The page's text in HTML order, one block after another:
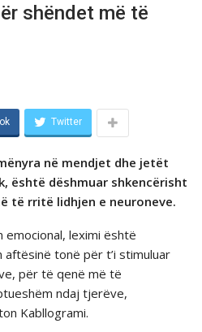
shёndet mё tё
Twitter
në mendjet dhe jetët
është dëshmuar shkencërisht
të rritë lidhjen e neuroneve.
leximi është
tonë për t’i stimuluar
për të qenë më të
ndaj tjerëve,
Kabllogrami.